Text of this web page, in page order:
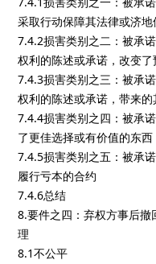
采取行动保障其法律或济地
7.4.2损害类别之二：被承
权利的陈述或承诺，改变
7.4.3损害类别之三：被承
权利的陈述或承诺，带来
7.4.4损害类别之四：被承
了更佳选择或有价值的东西
7.4.5损害类别之五：被承
履行亏本的合约
7.4.6总结
8.要件之四：弃权方事后
理
8.1不公平